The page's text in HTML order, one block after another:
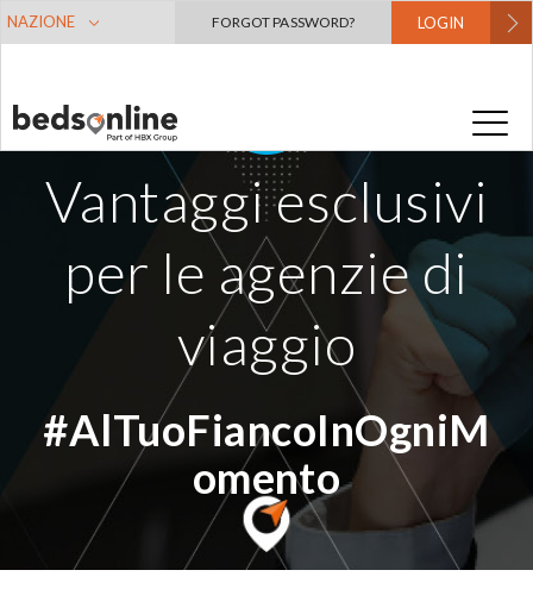
NAZIONE FORGOT PASSWORD? LOGIN
Vantaggi esclusivi
per le agenzie di
viaggio
#AlTuoFiancoInOgniM
omento